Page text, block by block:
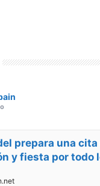
prepara una cita
y fiesta por todo